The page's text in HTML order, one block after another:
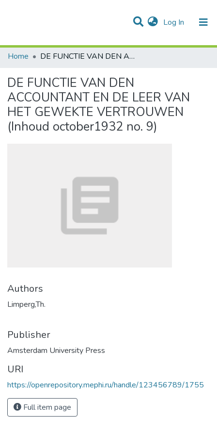
Log In (current)
Communities & Collections
Statistics
All of DSpace
Home
DE FUNCTIE VAN DEN ACCOUNTANT EN DE LEER VAN HET GEWEKTE VERTROUWEN (Inhoud october1932 no. 9)
DE FUNCTIE VAN DEN
ACCOUNTANT EN DE LEER VAN
HET GEWEKTE VERTROUWEN
(Inhoud october1932 no. 9)
Authors
Limperg,Th.
Publisher
Amsterdam University Press
URI
https://openrepository.mephi.ru/handle/123456789/1755
Full item page